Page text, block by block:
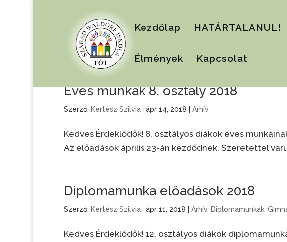
Kezdőlap HATÁRTALANUL!
Élmények Kapcsolat
Éves munkák 8. osztály 2018
Szerző: Kertész Szilvia| ápr 14, 2018 Arhív
Kedves Érdeklődők! 8. osztályos diákok éves
Az előadások április 23-án kezdődnek. Szeretettel
Diplomamunka előadások 2018
Szerző: Kertész Szilvia| ápr 11, 2018 Arhív, Diplomamunkák,
Kedves Érdeklődők! 12. osztályos diákok